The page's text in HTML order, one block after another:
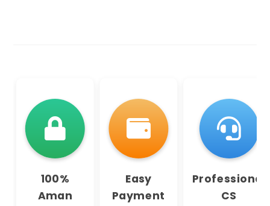
100%
Aman
Easy
Payment
Professional
CS